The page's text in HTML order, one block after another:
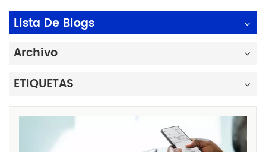
Lista De Blogs
Archivo
ETIQUETAS